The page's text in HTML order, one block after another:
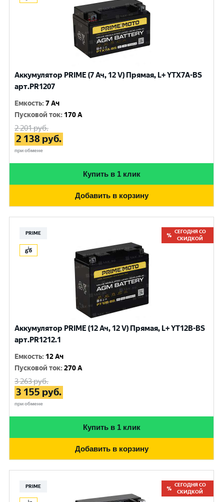
Аккумулятор PRIME (7 Ач, 12 V) Прямая, L+ YTX7A-BS
арт.PR1207
Емкость:7 Ач
Пусковой ток: 170 A
2 201руб.
2 138 руб.
при обмене
Купить в 1 клик
Добавить в корзину
PRIME
СЕГОДНЯ СО
СКИДКОЙ
Аккумулятор PRIME (12 Ач, 12 V) Прямая, L+ YT12B-BS
арт.PR1212.1
Емкость: 12 Ач
Пусковой ток:270 A
3 263руб.
3 155 руб.
при обмене
Купить в 1 клик
Добавить в корзину
PRIME
СЕГОДНЯ СО
СКИДКОЙ